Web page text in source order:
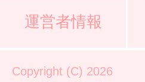
運営者情報
Copyright (C) 2026